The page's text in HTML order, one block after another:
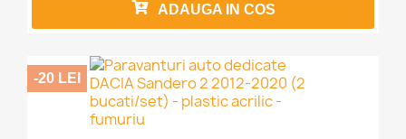
ADAUGA IN COS
-20 LEI